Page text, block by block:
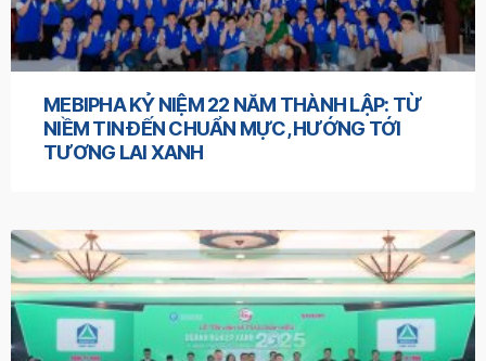
MEBIPHA KỶ NIỆM 22 NĂM THÀNH LẬP: TỪ
NIỀM TIN ĐẾN CHUẨN MỰC, HƯỚNG TỚI
TƯƠNG LAI XANH